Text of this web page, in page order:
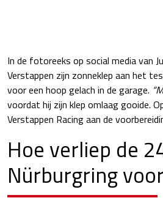
In de fotoreeks op social media van
Verstappen zijn zonneklep aan het
voor een hoop gelach in de garage.
voordat hij zijn klep omlaag gooide.
Verstappen Racing aan de
Hoe verliep de
Nürburgring